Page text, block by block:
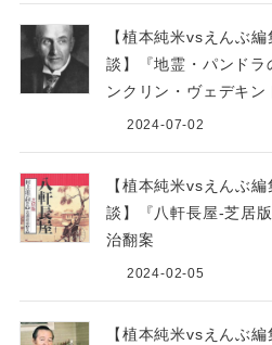
【植本純米vsえんぶ
談】『地霊・パンドラ
ンクリン・ヴェデキ
2024-07-02
【植本純米vsえんぶ
談】『八軒長屋-芝居
治翻案
2024-02-05
【植本純米vsえんぶ